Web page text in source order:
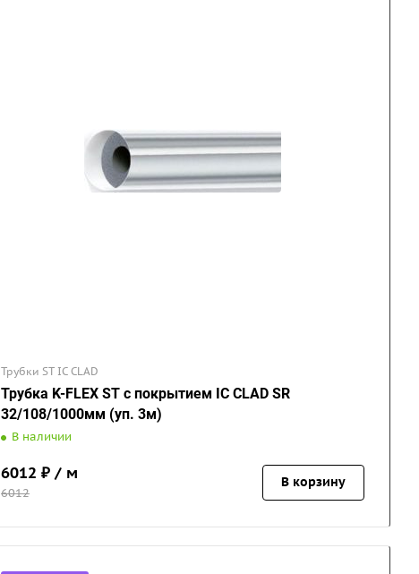
Трубки ST IC CLAD
Трубка K-FLEX ST с покрытием IC CLAD SR
32/108/1000мм (уп. 3м)
В наличии
6012 ₽ / м
6012
В корзину